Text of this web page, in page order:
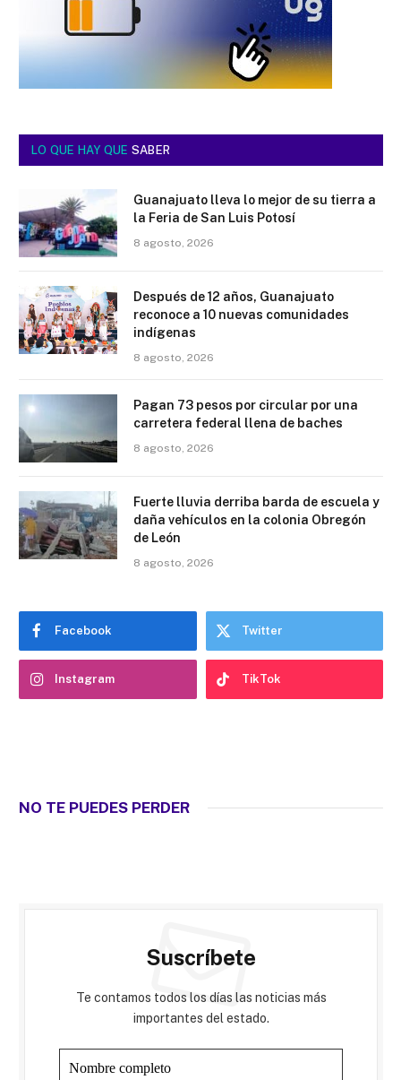
LO QUE HAY QUE SABER
Guanajuato lleva lo mejor de su tierra a
la Feria de San Luis Potosí
8 agosto, 2026
Después de 12 años, Guanajuato
reconoce a 10 nuevas comunidades
indígenas
8 agosto, 2026
Pagan 73 pesos por circular por una
carretera federal llena de baches
8 agosto, 2026
Fuerte lluvia derriba barda de escuela y
daña vehículos en la colonia Obregón
de León
8 agosto, 2026
Facebook Twitter
Instagram TikTok
NO TE PUEDES PERDER
Suscríbete
Te contamos todos los días las noticias más
importantes del estado.